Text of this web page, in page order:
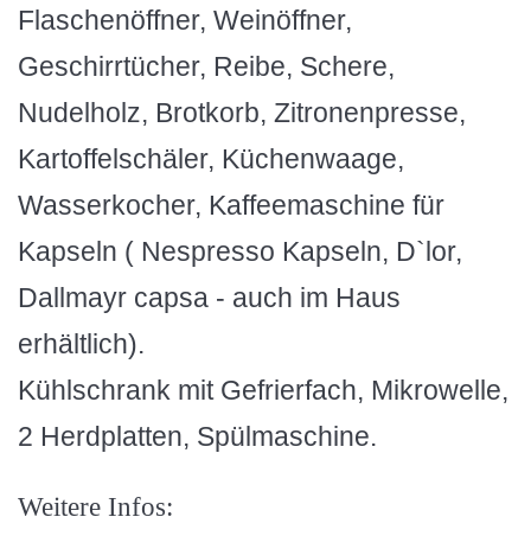
Flaschenöffner, Weinöffner,
Geschirrtücher, Reibe, Schere,
Nudelholz, Brotkorb, Zitronenpresse,
Kartoffelschäler, Küchenwaage,
Wasserkocher, Kaffeemaschine für
Kapseln ( Nespresso Kapseln, D`lor,
Dallmayr capsa - auch im Haus
erhältlich).
Kühlschrank mit Gefrierfach, Mikrowelle,
2 Herdplatten, Spülmaschine.
Weitere Infos: